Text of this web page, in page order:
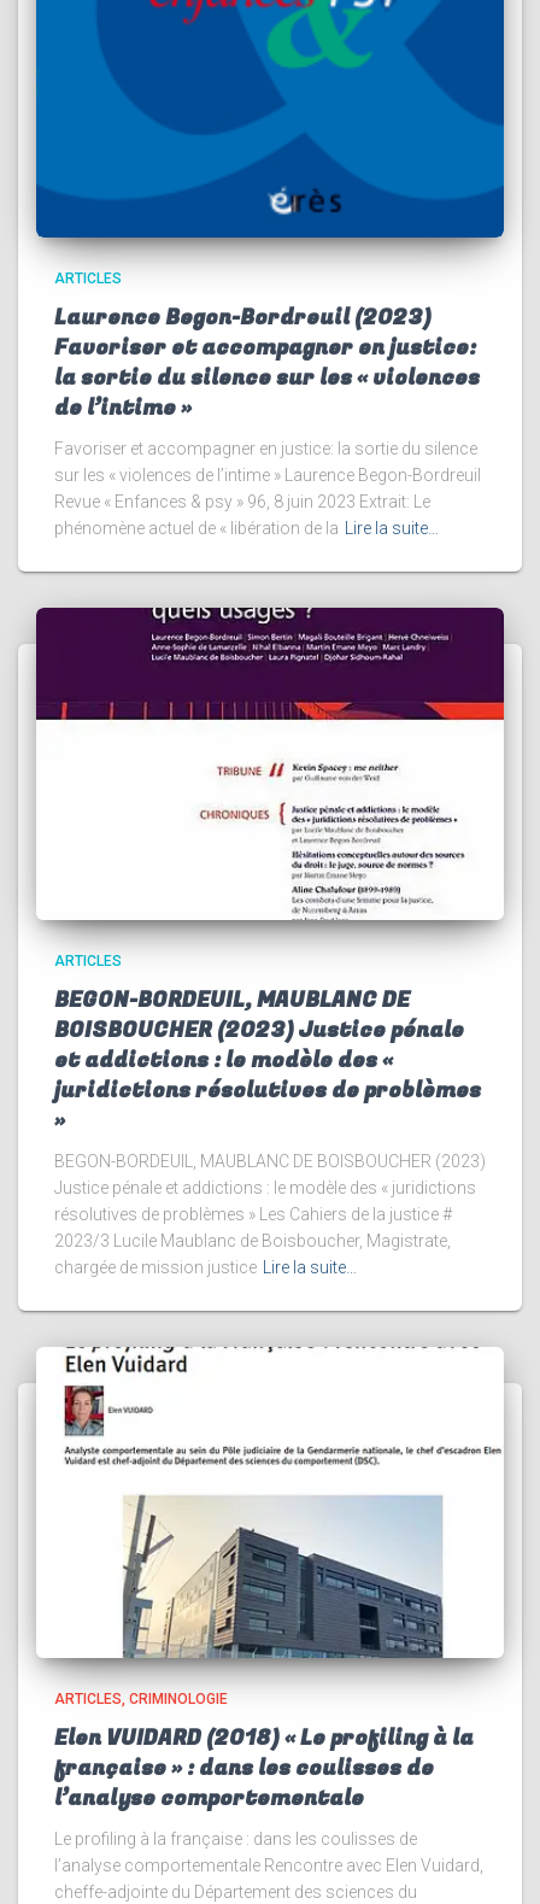
ARTICLES
Laurence Begon-Bordreuil (2023)
Favoriser et accompagner en justice:
la sortie du silence sur les « violences
de l’intime »
Favoriser et accompagner en justice: la sortie du silence
sur les « violences de l’intime » Laurence Begon-Bordreuil
Revue « Enfances & psy » 96, 8 juin 2023 Extrait: Le
phénomène actuel de « libération de la
Lire la suite…
ARTICLES
BEGON-BORDEUIL, MAUBLANC DE
BOISBOUCHER (2023) Justice pénale
et addictions : le modèle des «
juridictions résolutives de problèmes
»
BEGON-BORDEUIL, MAUBLANC DE BOISBOUCHER (2023)
Justice pénale et addictions : le modèle des « juridictions
résolutives de problèmes » Les Cahiers de la justice #
2023/3 Lucile Maublanc de Boisboucher, Magistrate,
chargée de mission justice
Lire la suite…
ARTICLES CRIMINOLOGIE
Elen VUIDARD (2018) « Le profiling à la
française » : dans les coulisses de
l’analyse comportementale
Le profiling à la française : dans les coulisses de
l’analyse comportementale Rencontre avec Elen Vuidard,
cheffe-adjointe du Département des sciences du